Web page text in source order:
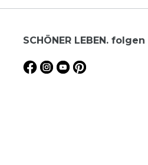
SCHÖNER LEBEN. folgen